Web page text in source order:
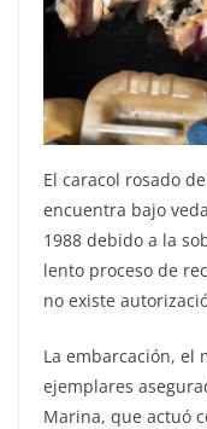
El caracol rosado
encuentra bajo
1988 debido a la
lento proceso de
no existe
La embarcación, el
ejemplares
Marina, que actuó